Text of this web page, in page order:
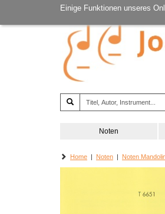
Einige Funktionen unseres
Noten
Home | Noten | Noten